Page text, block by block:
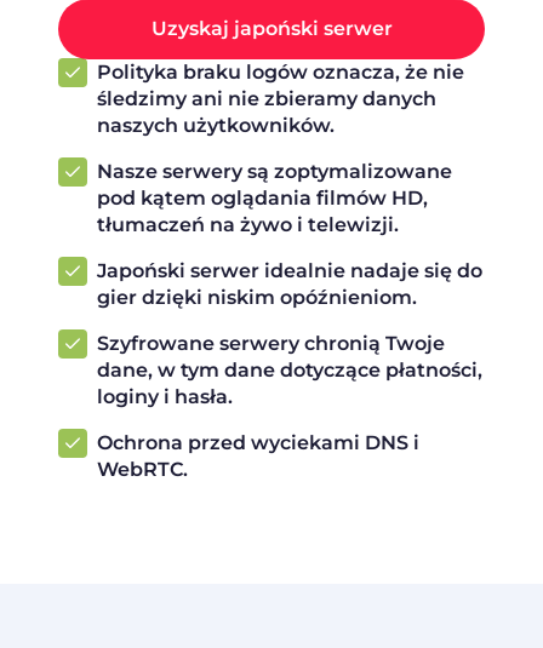
Uzyskaj japoński serwer
Polityka braku logów oznacza, że ​​nie
śledzimy ani nie zbieramy danych
naszych użytkowników.
Nasze serwery są zoptymalizowane
pod kątem oglądania filmów HD,
tłumaczeń na żywo i telewizji.
Japoński serwer idealnie nadaje się do
gier dzięki niskim opóźnieniom.
Szyfrowane serwery chronią Twoje
dane, w tym dane dotyczące płatności,
loginy i hasła.
Ochrona przed wyciekami DNS i
WebRTC.